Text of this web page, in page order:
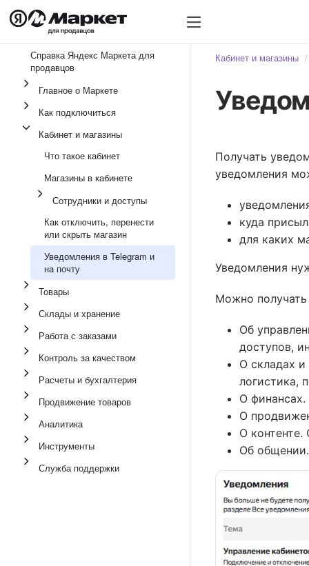
Тарифы на услуги
Справка Яндекс Маркета для
продавцов
Главное о Маркете
Как подключиться
Кабинет и магазины
Что такое кабинет
Магазины в кабинете
Сотрудники и доступы
Как отключить, перенести
или скрыть магазин
Уведомления в Telegram и
на почту
Товары
Склады и хранение
Работа с заказами
Контроль за качеством
Расчеты и бухгалтерия
Продвижение товаров
Аналитика
Инструменты
Служба поддержки
Кабинет и магазины
Получать
уведомления
куда
для каких
Уведомления
Можно
Об
доступов,
О складах и
логистика,
О
О
О контенте.
Об